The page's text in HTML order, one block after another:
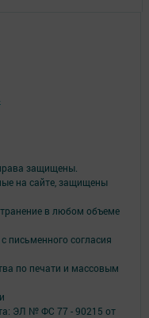
защищены.
на сайте, защищены
в любом объеме
письменного согласия
по печати и массовым
ЭЛ № ФС 77 - 90215 от